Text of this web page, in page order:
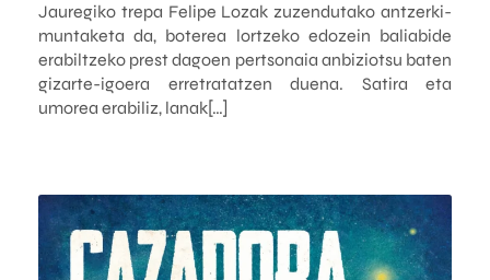
Jauregiko trepa Felipe Lozak zuzendutako antzerki-
muntaketa da, boterea lortzeko edozein baliabide
erabiltzeko prest dagoen pertsonaia anbiziotsu baten
gizarte-igoera erretratatzen duena. Satira eta
umorea erabiliz, lanak[…]